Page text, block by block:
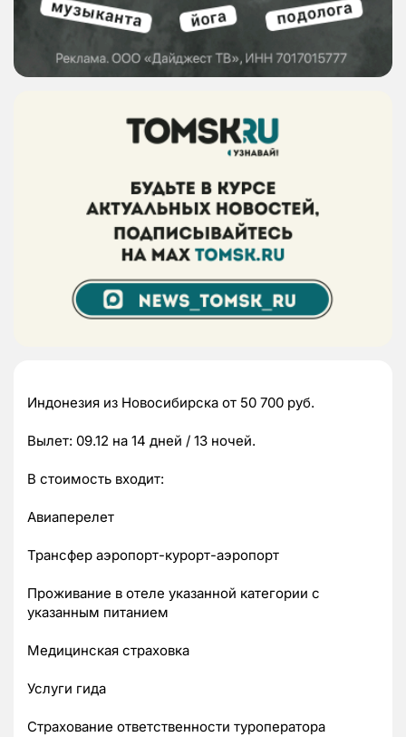
Индонезия из Новосибирска от 50 700 руб.
Вылет: 09.12 на 14 дней / 13 ночей.
В стоимость входит:
Авиаперелет
Трансфер аэропорт-курорт-аэропорт
Проживание в отеле указанной категории с
указанным питанием
Медицинская страховка
Услуги гида
Страхование ответственности туроператора